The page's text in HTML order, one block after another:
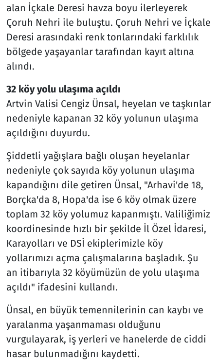
alan İçkale Deresi havza boyu ilerleyerek
Çoruh Nehri ile buluştu. Çoruh Nehri ve İçkale
Deresi arasındaki renk tonlarındaki farklılık
bölgede yaşayanlar tarafından kayıt altına
alındı.
32 köy yolu ulaşıma açıldı
Artvin Valisi Cengiz Ünsal, heyelan ve taşkınlar
nedeniyle kapanan 32 köy yolunun ulaşıma
açıldığını duyurdu.
Şiddetli yağışlara bağlı oluşan heyelanlar
nedeniyle çok sayıda köy yolunun ulaşıma
kapandığını dile getiren Ünsal, "Arhavi'de 18,
Borçka'da 8, Hopa'da ise 6 köy olmak üzere
toplam 32 köy yolumuz kapanmıştı. Valiliğimiz
koordinesinde hızlı bir şekilde İl Özel İdaresi,
Karayolları ve DSİ ekiplerimizle köy
yollarımızı açma çalışmalarına başladık. Şu
an itibarıyla 32 köyümüzün de yolu ulaşıma
açıldı" ifadesini kullandı.
Ünsal, en büyük temennilerinin can kaybı ve
yaralanma yaşanmaması olduğunu
vurgulayarak, iş yerleri ve hanelerde de ciddi
hasar bulunmadığını kaydetti.
Televizyon